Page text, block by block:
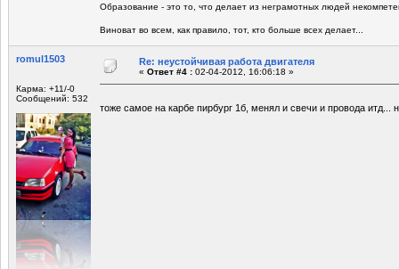
Образование - это то, что делает из неграмотных людей
Виноват во всем, как правило, тот, кто больше всех делает...
romul1503
Карма: +11/-0
Сообщений: 532
Re: неустойчивая работа двигателя
« Ответ #4 : 02-04-2012, 16:06:18 »
тоже самое на карбе пирбург 1б, менял и свечи и провода итд...